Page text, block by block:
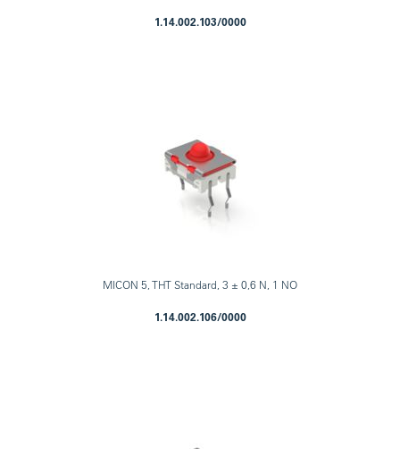
1.14.002.103/0000
MICON 5, THT Standard, 3 ± 0,6 N, 1 NO
1.14.002.106/0000